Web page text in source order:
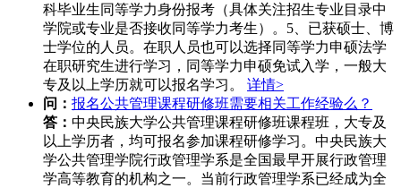
科毕业生同等学力身份报考（具体关注招生专业目录中
学院或专业是否接收同等学力考生）。5、已获硕士、博
士学位的人员。在职人员也可以选择同等学力申硕法学
在职研究生进行学习，同等学力申硕免试入学，一般大
专及以上学历就可以报名学习。 详情>
问： 报名公共管理课程研修班需要相关工作经验么？
答： 中央民族大学公共管理课程研修班课程班，大专及
以上学历者，均可报名参加课程研修学习。中央民族大
学公共管理学院行政管理学系是全国最早开展行政管理
学高等教育的机构之一。当前行政管理学系已经成为全